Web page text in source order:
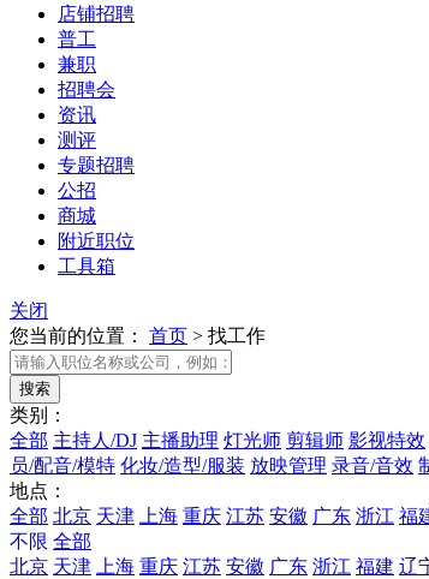
店铺招聘
普工
兼职
招聘会
资讯
测评
专题招聘
公招
商城
附近职位
工具箱
关闭
您当前的位置： 首页 > 找工作
类别：
全部 主持人/DJ 主播助理 灯光师 剪辑师 影视特效
员/配音/模特 化妆/造型/服装 放映管理 录音/音效
地点：
全部 北京 天津 上海 重庆 江苏 安徽 广东 浙江 福
不限 全部
北京 天津 上海 重庆 江苏 安徽 广东 浙江 福建 辽